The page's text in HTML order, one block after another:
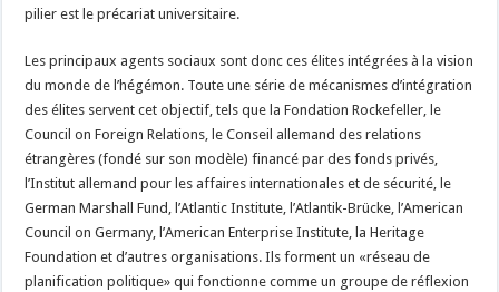
pilier est le précariat universitaire.
Les principaux agents sociaux sont donc ces élites intégrées à la vision
du monde de l’hégémon. Toute une série de mécanismes d’intégration
des élites servent cet objectif, tels que la Fondation Rockefeller, le
Council on Foreign Relations, le Conseil allemand des relations
étrangères (fondé sur son modèle) financé par des fonds privés,
l’Institut allemand pour les affaires internationales et de sécurité, le
German Marshall Fund, l’Atlantic Institute, l’Atlantik-Brücke, l’American
Council on Germany, l’American Enterprise Institute, la Heritage
Foundation et d’autres organisations. Ils forment un «réseau de
planification politique» qui fonctionne comme un groupe de réflexion